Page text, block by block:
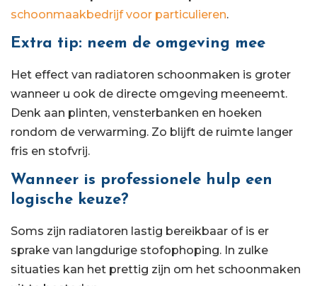
schoonmaakbedrijf voor particulieren.
Extra tip: neem de omgeving mee
Het effect van radiatoren schoonmaken is groter
wanneer u ook de directe omgeving meeneemt.
Denk aan plinten, vensterbanken en hoeken
rondom de verwarming. Zo blijft de ruimte langer
fris en stofvrij.
Wanneer is professionele hulp een
logische keuze?
Soms zijn radiatoren lastig bereikbaar of is er
sprake van langdurige stofophoping. In zulke
situaties kan het prettig zijn om het schoonmaken